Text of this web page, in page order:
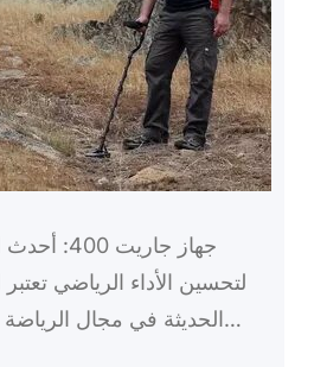
جهاز جاريت
لتحسين الأداء الرياضي تعتبر
الحديثة في مجال الرياضة